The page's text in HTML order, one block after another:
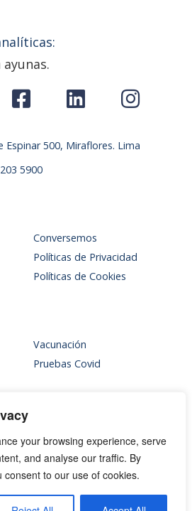
your browsing experience, serve
and analyse our traffic. By
consent to our use of cookies.
Espinar 500, Miraflores. Lima
5900
Conversemos
Políticas de Privacidad
Políticas de Cookies
Vacunación
Pruebas Covid